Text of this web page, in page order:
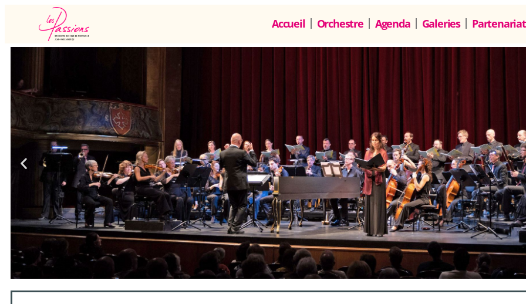
Accueil Orchestre Agenda Galeries Partenariat